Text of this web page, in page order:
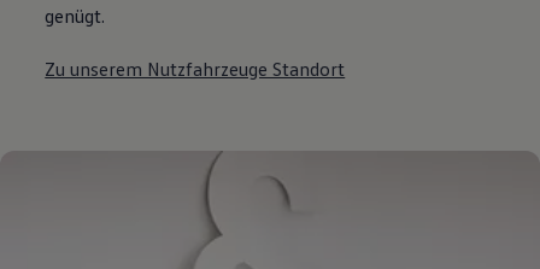
genügt.
Zu unserem Nutzfahrzeuge Standort